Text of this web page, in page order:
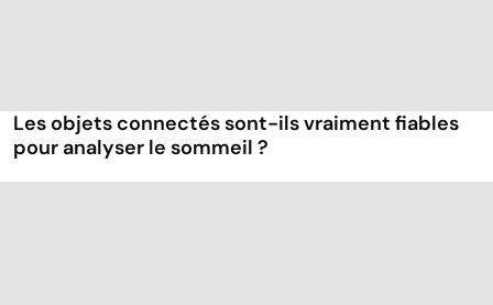
Les objets connectés sont-ils vraiment fiables
pour analyser le sommeil ?